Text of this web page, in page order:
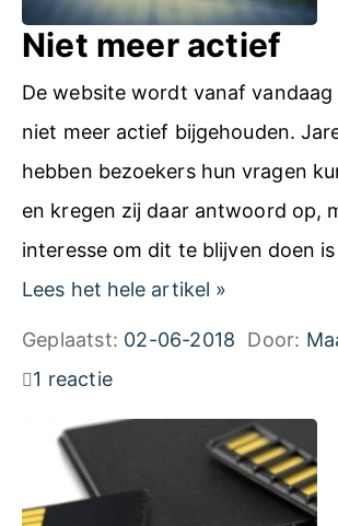
Niet meer actief
De website wordt vanaf vandaag
niet meer actief bijgehouden.
hebben bezoekers hun vragen
en kregen zij daar antwoord op,
interesse om dit te blijven doen
Lees het hele artikel N
i
m
»
Geplaatst: 02-06-2018 Door:
1 reactie